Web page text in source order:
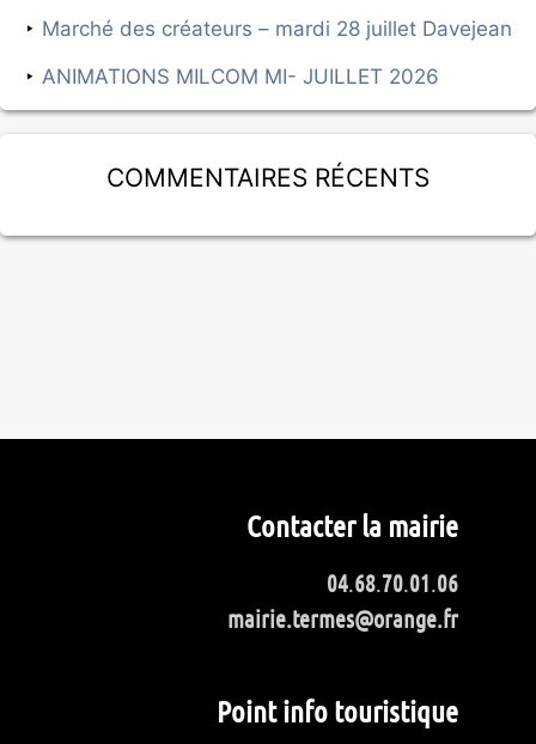
Marché des créateurs – mardi 28 juillet Davejean
ANIMATIONS MILCOM MI- JUILLET 2026
Commentaires récents
Contacter la mairie
04.68.70.01.06
mairie.termes@orange.fr
Point info touristique